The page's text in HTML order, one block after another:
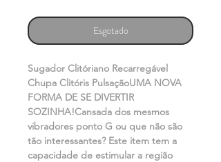
Esgotado
Sugador Clitóriano Recarregável
Chupa Clitóris PulsaçãoUMA NOVA
FORMA DE SE DIVERTIR
SOZINHA!Cansada dos mesmos
vibradores ponto G ou que não são
tão interessantes? Este item tem a
capacidade de estimular a região